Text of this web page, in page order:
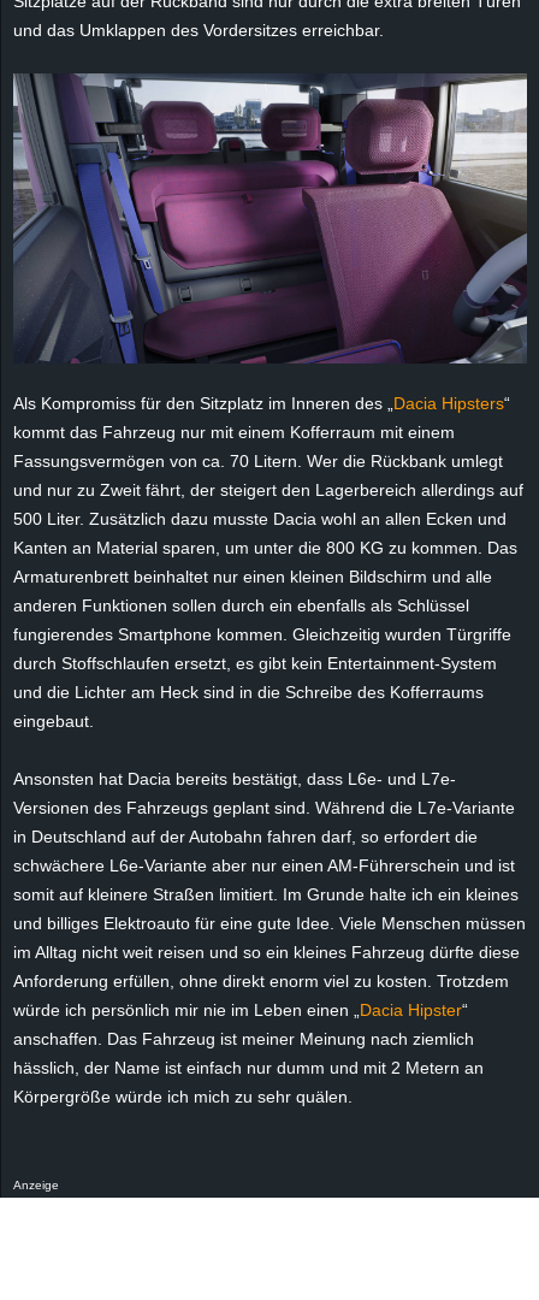
und das Umklappen des Vordersitzes erreichbar.
Als Kompromiss für den Sitzplatz im Inneren des „ Dacia Hipsters“
kommt das Fahrzeug nur mit einem Kofferraum mit einem
Fassungsvermögen von ca. 70 Litern. Wer die Rückbank umlegt
und nur zu Zweit fährt, der steigert den Lagerbereich allerdings auf
500 Liter. Zusätzlich dazu musste Dacia wohl an allen Ecken und
Kanten an Material sparen, um unter die 800 KG zu kommen. Das
Armaturenbrett beinhaltet nur einen kleinen Bildschirm und alle
anderen Funktionen sollen durch ein ebenfalls als Schlüssel
fungierendes Smartphone kommen. Gleichzeitig wurden Türgriffe
durch Stoffschlaufen ersetzt, es gibt kein Entertainment-System
und die Lichter am Heck sind in die Schreibe des Kofferraums
eingebaut.
Ansonsten hat Dacia bereits bestätigt, dass L6e- und L7e-
Versionen des Fahrzeugs geplant sind. Während die L7e-Variante
in Deutschland auf der Autobahn fahren darf, so erfordert die
schwächere L6e-Variante aber nur einen AM-Führerschein und ist
somit auf kleinere Straßen limitiert. Im Grunde halte ich ein kleines
und billiges Elektroauto für eine gute Idee. Viele Menschen müssen
im Alltag nicht weit reisen und so ein kleines Fahrzeug dürfte diese
Anforderung erfüllen, ohne direkt enorm viel zu kosten. Trotzdem
würde ich persönlich mir nie im Leben einen „ Dacia Hipster“
anschaffen. Das Fahrzeug ist meiner Meinung nach ziemlich
hässlich, der Name ist einfach nur dumm und mit 2 Metern an
Körpergröße würde ich mich zu sehr quälen.
Anzeige